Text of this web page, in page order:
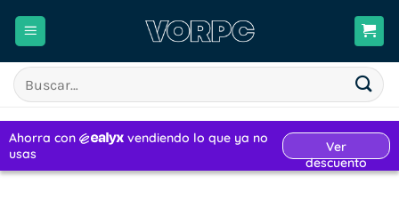
Buscar
por: